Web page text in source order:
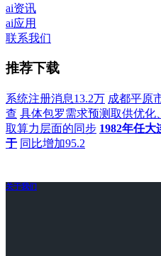
ai资讯
ai应用
联系我们
推荐下载
系统注册消息13.2万 成都平原
查 具体包罗需求预测取供优化
取算力层面的同步 1982年任大
于 同比增加95.2
关于我们